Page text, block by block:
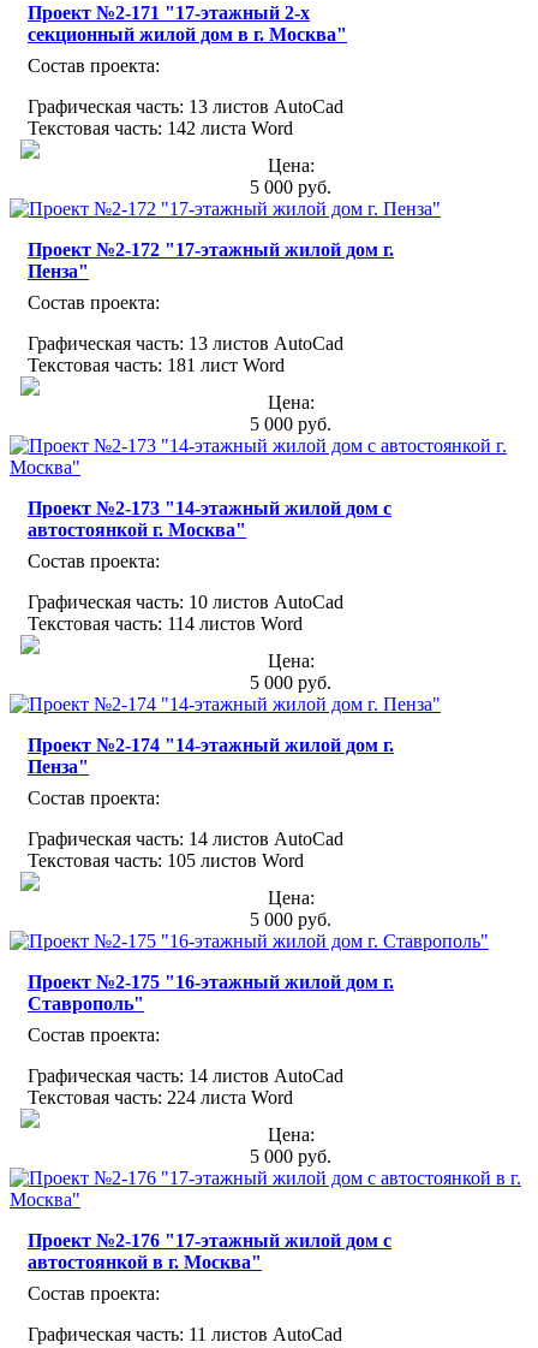
Проект №2-171 "17-этажный 2-х
секционный жилой дом в г. Москва"
Состав проекта:
Графическая часть: 13 листов AutoCad
Текстовая часть: 142 листа Word
Цена:
5 000 руб.
Проект №2-172 "17-этажный жилой дом г.
Пенза"
Состав проекта:
Графическая часть: 13 листов AutoCad
Текстовая часть: 181 лист Word
Цена:
5 000 руб.
Проект №2-173 "14-этажный жилой дом с
автостоянкой г. Москва"
Состав проекта:
Графическая часть: 10 листов AutoCad
Текстовая часть: 114 листов Word
Цена:
5 000 руб.
Проект №2-174 "14-этажный жилой дом г.
Пенза"
Состав проекта:
Графическая часть: 14 листов AutoCad
Текстовая часть: 105 листов Word
Цена:
5 000 руб.
Проект №2-175 "16-этажный жилой дом г.
Ставрополь"
Состав проекта:
Графическая часть: 14 листов AutoCad
Текстовая часть: 224 листа Word
Цена:
5 000 руб.
Проект №2-176 "17-этажный жилой дом с
автостоянкой в г. Москва"
Состав проекта:
Графическая часть: 11 листов AutoCad